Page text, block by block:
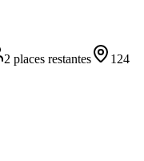
2 places restantes
124